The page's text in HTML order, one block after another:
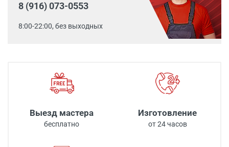
8 (916) 073-0553
8:00-22:00, без выходных
Выезд мастера
бесплатно
Изготовление
от 24 часов